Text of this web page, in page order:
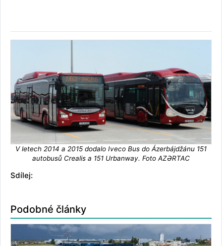
V letech 2014 a 2015 dodalo Iveco Bus do Ázerbájdžánu 151
autobusů Crealis a 151 Urbanway. Foto AZƏRTAC
Sdílej:
Podobné články